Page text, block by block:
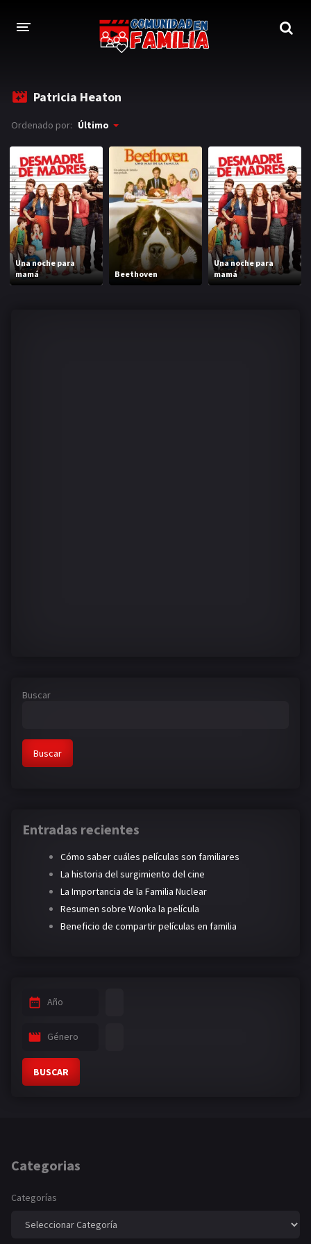
LOGIN
Patricia Heaton
Ordenado por: Último
Una noche para
mamá
Beethoven
Una noche para
mamá
Buscar
Buscar
Entradas recientes
Cómo saber cuáles películas son familiares
La historia del surgimiento del cine
La Importancia de la Familia Nuclear
Resumen sobre Wonka la película
Beneficio de compartir películas en familia
Año
Género
BUSCAR
Categorias
Categorías